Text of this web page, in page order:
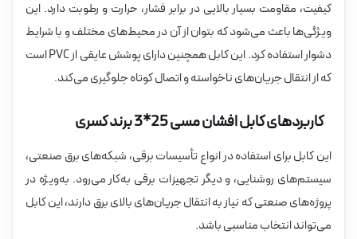
کیفیت، مقاومت بسیار بالایی در برابر فشار، حرارت و رطوبت دارد. این
ویژگی‌ها باعث می‌شود که بتوان از آن در محیط‌های مختلف و با شرایط
دشوار استفاده کرد. این کابل همچنین دارای پوشش عایقی از PVC است
که از انتقال جریان‌های ناخواسته و اتصال کوتاه جلوگیری می‌کند.
کاربردهای کابل افشان مسی 25*3 برند کسری
این کابل برای استفاده در انواع تأسیسات برقی، شبکه‌های برق صنعتی،
سیستم‌های روشنایی، و دیگر تجهیزات برقی به‌کار می‌رود. به‌ویژه در
پروژه‌های صنعتی که نیاز به انتقال جریان‌های بالای برق دارند، این کابل
می‌تواند انتخاب مناسبی باشد.